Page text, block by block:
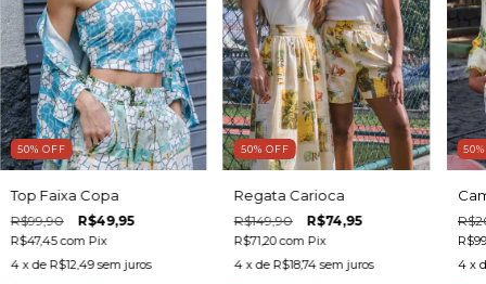
50% OFF
Top Faixa Copa
R$99,90 R$49,95
R$47,45com Pix
4 x de R$12,49 sem juros
50% OFF
Regata Carioca
R$149,90 R$74,95
R$71,20com Pix
4 x de R$18,74 sem juros
50
4 x